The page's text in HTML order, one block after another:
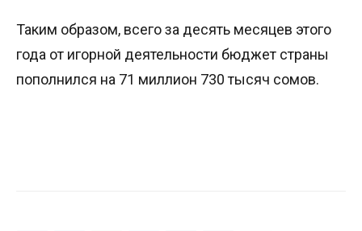
Таким образом, всего за десять месяцев этого
года от игорной деятельности бюджет страны
пополнился на 71 миллион 730 тысяч сомов.